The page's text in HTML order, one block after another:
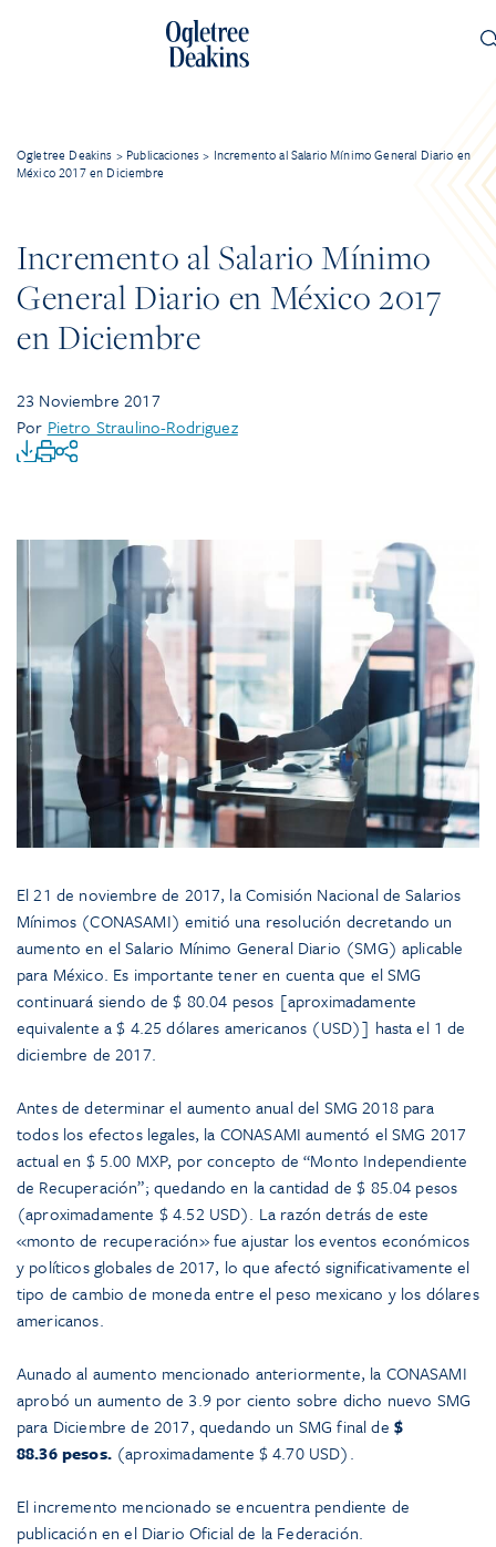
Ogletree Deakins > Publicaciones > Incremento al Salario Mínimo General Diario en
México 2017 en Diciembre
Incremento al Salario Mínimo
General Diario en México 2017
en Diciembre
23 Noviembre 2017
Por Pietro Straulino-Rodriguez
El 21 de noviembre de 2017, la Comisión Nacional de Salarios
Mínimos (CONASAMI) emitió una resolución decretando un
aumento en el Salario Mínimo General Diario (SMG) aplicable
para México. Es importante tener en cuenta que el SMG
continuará siendo de $ 80.04 pesos [aproximadamente
equivalente a $ 4.25 dólares americanos (USD)] hasta el 1 de
diciembre de 2017.
Antes de determinar el aumento anual del SMG 2018 para
todos los efectos legales, la CONASAMI aumentó el SMG 2017
actual en $ 5.00 MXP, por concepto de “Monto Independiente
de Recuperación”; quedando en la cantidad de $ 85.04 pesos
(aproximadamente $ 4.52 USD). La razón detrás de este
«monto de recuperación» fue ajustar los eventos económicos
y políticos globales de 2017, lo que afectó significativamente el
tipo de cambio de moneda entre el peso mexicano y los dólares
americanos.
Aunado al aumento mencionado anteriormente, la CONASAMI
aprobó un aumento de 3.9 por ciento sobre dicho nuevo SMG
para Diciembre de 2017, quedando un SMG final de $
88.36pesos.(aproximadamente $ 4.70 USD).
El incremento mencionado se encuentra pendiente de
publicación en el Diario Oficial de la Federación.